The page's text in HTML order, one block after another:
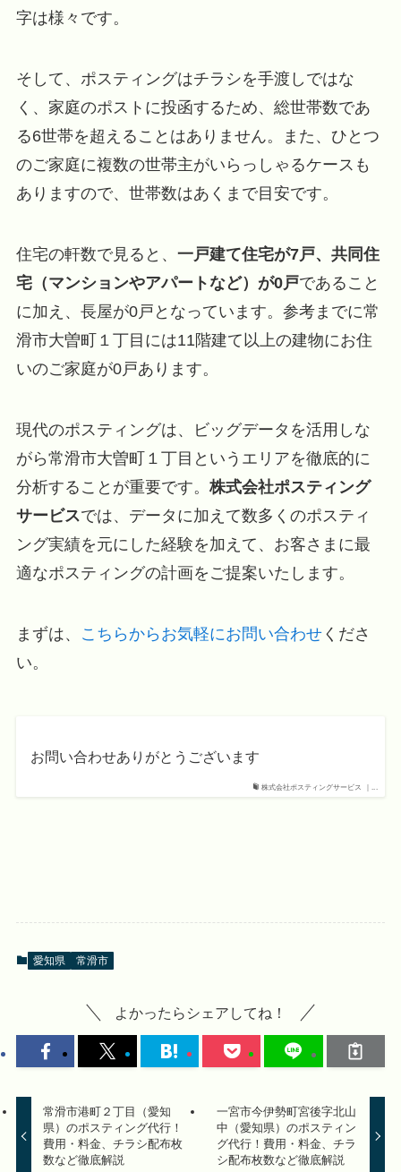
字は様々です。
そして、ポスティングはチラシを手渡しではな
く、家庭のポストに投函するため、総世帯数であ
る6世帯を超えることはありません。また、ひとつ
のご家庭に複数の世帯主がいらっしゃるケースも
ありますので、世帯数はあくまで目安です。
住宅の軒数で見ると、 一戸建て住宅が7戸、共同住
宅（マンションやアパートなど）が0戸であること
に加え、長屋が0戸となっています。参考までに常
滑市大曽町１丁目には11階建て以上の建物にお住
いのご家庭が0戸あります。
現代のポスティングは、ビッグデータを活用しな
がら常滑市大曽町１丁目というエリアを徹底的に
分析することが重要です。 株式会社ポスティング
サービスでは、データに加えて数多くのポスティ
ング実績を元にした経験を加えて、お客さまに最
適なポスティングの計画をご提案いたします。
まずは、 こちらからお気軽にお問い合わせくださ
い。
株式会社ポスティングサービス ｜...
お問い合わせありがとうございます
愛知県 常滑市
よかったらシェアしてね！
常滑市港町２丁目（愛知
県）のポスティング代行！
費用・料金、チラシ配布枚
数など徹底解説
一宮市今伊勢町宮後字北山
中（愛知県）のポスティン
グ代行！費用・料金、チラ
シ配布枚数など徹底解説